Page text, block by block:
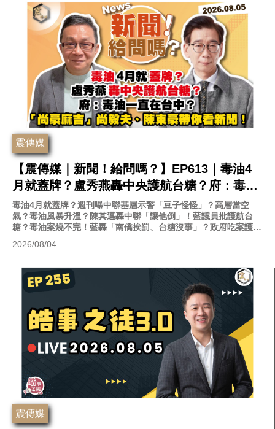
震傳媒
【震傳媒｜新聞！給問嗎？】EP613｜毒油4
月就蓋牌？盧秀燕轟中央護航台糖？府：毒油
一直在台中？「尚豪麻吉」尚毅夫、陳東豪帶
你看新聞！
毒油4月就蓋牌？週刊曝中聯基層示警「豆子怪怪」？高層當空
氣？毒油風暴升溫？陳其邁轟中聯「讓他倒」！藍議員批護航台
糖？毒油案燒不完！藍轟「南僑挨罰、台糖沒事」？政府吃案護
2026/08/04
震傳媒